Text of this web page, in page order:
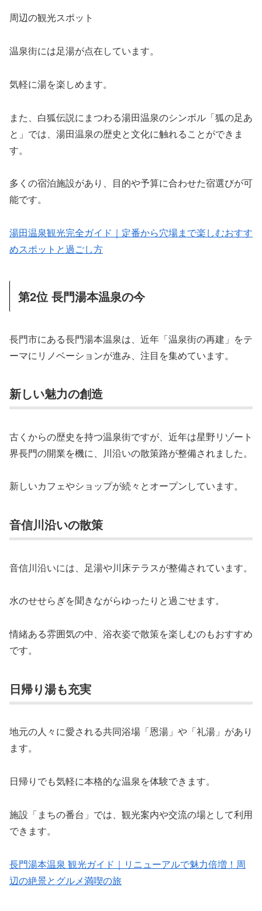
周辺の観光スポット
温泉街には足湯が点在しています。
気軽に湯を楽しめます。
また、白狐伝説にまつわる湯田温泉のシンボル「狐の足あ
と」では、湯田温泉の歴史と文化に触れることができま
す。
多くの宿泊施設があり、目的や予算に合わせた宿選びが可
能です。
湯田温泉観光完全ガイド｜定番から穴場まで楽しむおすす
めスポットと過ごし方
第2位 長門湯本温泉の今
長門市にある長門湯本温泉は、近年「温泉街の再建」をテ
ーマにリノベーションが進み、注目を集めています。
新しい魅力の創造
古くからの歴史を持つ温泉街ですが、近年は星野リゾート
界長門の開業を機に、川沿いの散策路が整備されました。
新しいカフェやショップが続々とオープンしています。
音信川沿いの散策
音信川沿いには、足湯や川床テラスが整備されています。
水のせせらぎを聞きながらゆったりと過ごせます。
情緒ある雰囲気の中、浴衣姿で散策を楽しむのもおすすめ
です。
日帰り湯も充実
地元の人々に愛される共同浴場「恩湯」や「礼湯」があり
ます。
日帰りでも気軽に本格的な温泉を体験できます。
施設「まちの番台」では、観光案内や交流の場として利用
できます。
長門湯本温泉 観光ガイド｜リニューアルで魅力倍増！周
辺の絶景とグルメ満喫の旅